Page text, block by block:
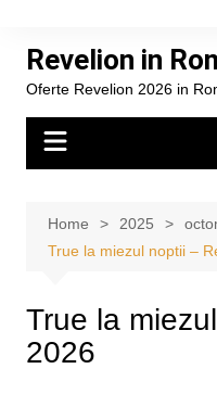
contentRevelion in
Oferte Revelion 2026 in
Home 2025
True la miezul noptii –
True la
2026